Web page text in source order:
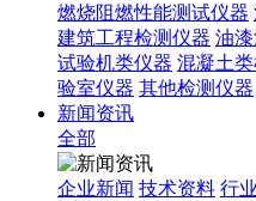
燃烧阻燃性能测试仪器
建筑工程检测仪器 油
试验机类仪器 混凝土
验室仪器 其他检测仪器
新闻资讯
全部
企业新闻 技术资料 行